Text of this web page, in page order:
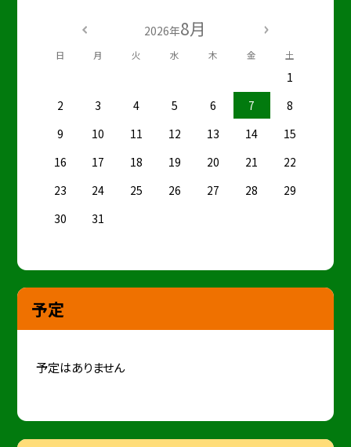
2026年8月
日 月 火 水 木 金 土
1
2
3 4 5 6 7
8
9
10 11 12 13 14
15
16
17 18 19 20 21
22
23
24 25 26 27 28
29
30
31
予定
予定はありません